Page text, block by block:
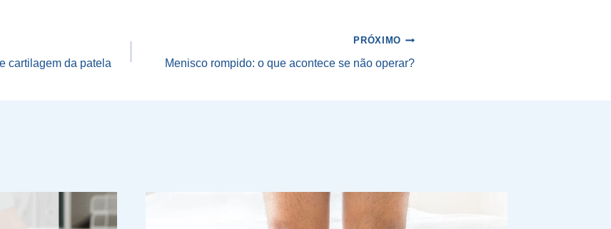
cartilagem da patela
PRÓXIMO
Menisco rompido: o que acontece se não operar?